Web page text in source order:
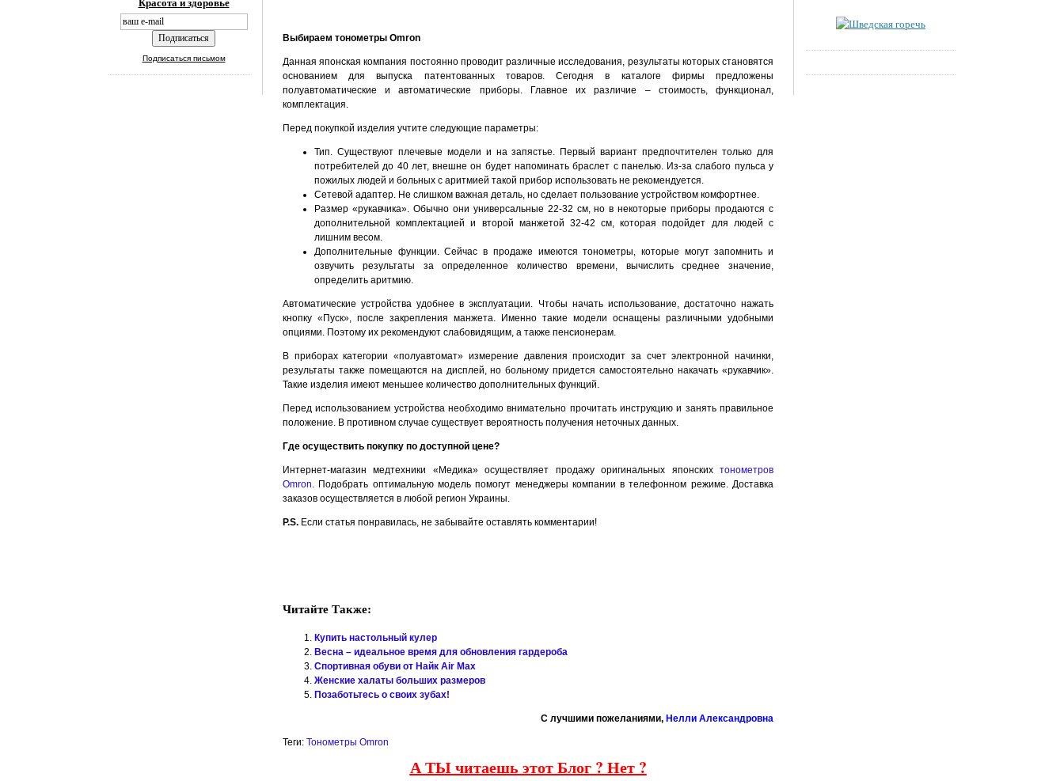
Выбираем тонометры Оmron
Данная японская компания постоянно проводит различные исследования, результаты которых становятся
основанием для выпуска патентованных товаров. Сегодня в каталоге фирмы предложены
полуавтоматические и автоматические приборы. Главное их различие – стоимость, функционал,
комплектация.
Перед покупкой изделия учтите следующие параметры:
Тип. Существуют плечевые модели и на запястье. Первый вариант предпочтителен только для
потребителей до 40 лет, внешне он будет напоминать браслет с панелью. Из-за слабого пульса у
пожилых людей и больных с аритмией такой прибор использовать не рекомендуется.
Сетевой адаптер. Не слишком важная деталь, но сделает пользование устройством комфортнее.
Размер «рукавчика». Обычно они универсальные 22-32 см, но в некоторые приборы продаются с
дополнительной комплектацией и второй манжетой 32-42 см, которая подойдет для людей с
лишним весом.
Дополнительные функции. Сейчас в продаже имеются тонометры, которые могут запомнить и
озвучить результаты за определенное количество времени, вычислить среднее значение,
определить аритмию.
Автоматические устройства удобнее в эксплуатации. Чтобы начать использование, достаточно нажать
кнопку «Пуск», после закрепления манжета. Именно такие модели оснащены различными удобными
опциями. Поэтому их рекомендуют слабовидящим, а также пенсионерам.
В приборах категории «полуавтомат» измерение давления происходит за счет электронной начинки,
результаты также помещаются на дисплей, но больному придется самостоятельно накачать «рукавчик».
Такие изделия имеют меньшее количество дополнительных функций.
Перед использованием устройства необходимо внимательно прочитать инструкцию и занять правильное
положение. В противном случае существует вероятность получения неточных данных.
Где осуществить покупку по доступной цене?
Интернет-магазин медтехники «Медика» осуществляет продажу оригинальных японских тонометров
Omron. Подобрать оптимальную модель помогут менеджеры компании в телефонном режиме. Доставка
заказов осуществляется в любой регион Украины.
P.S. Если статья понравилась, не забывайте оставлять комментарии!
Читайте Также:
Купить настольный кулер
Весна – идеальное время для обновления гардероба
Спортивная обуви от Найк Air Max
Женские халаты больших размеров
Позаботьтесь о своих зубах!
C лучшими пожеланиями, Нелли Александровна
Теги: Тонометры Omron
А ТЫ читаешь этот Блог ? Нет ?
Красота и здоровье
Подписаться письмом